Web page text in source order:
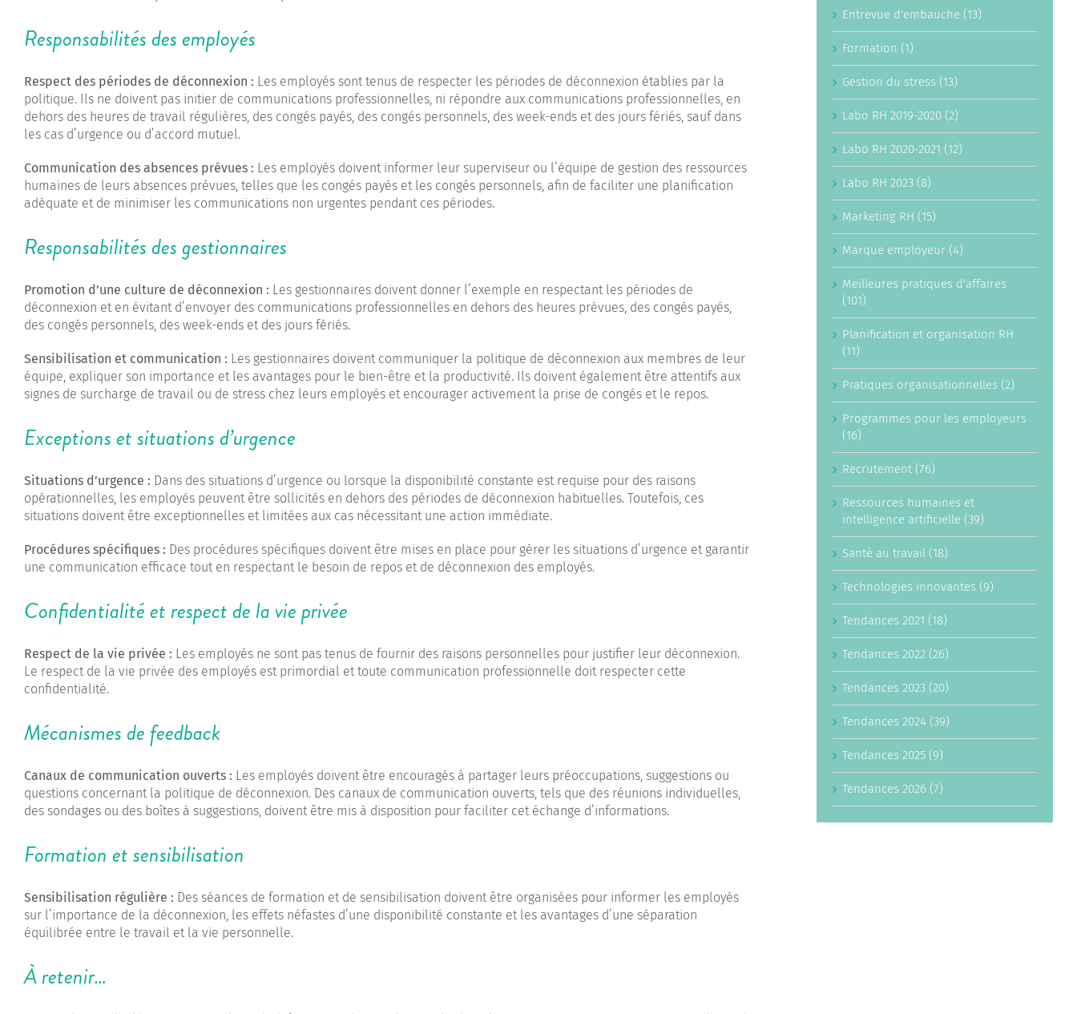
Responsabilités des employés
Respect des périodes de déconnexion : Les employés sont tenus de respecter les périodes de déconnexion établies par la
politique. Ils ne doivent pas initier de communications professionnelles, ni répondre aux communications professionnelles, en
dehors des heures de travail régulières, des congés payés, des congés personnels, des week-ends et des jours fériés, sauf dans
les cas d’urgence ou d’accord mutuel.
Communication des absences prévues : Les employés doivent informer leur superviseur ou l’équipe de gestion des ressources
humaines de leurs absences prévues, telles que les congés payés et les congés personnels, afin de faciliter une planification
adéquate et de minimiser les communications non urgentes pendant ces périodes.
Responsabilités des gestionnaires
Promotion d’une culture de déconnexion : Les gestionnaires doivent donner l’exemple en respectant les périodes de
déconnexion et en évitant d’envoyer des communications professionnelles en dehors des heures prévues, des congés payés,
des congés personnels, des week-ends et des jours fériés.
Sensibilisation et communication : Les gestionnaires doivent communiquer la politique de déconnexion aux membres de leur
équipe, expliquer son importance et les avantages pour le bien-être et la productivité. Ils doivent également être attentifs aux
signes de surcharge de travail ou de stress chez leurs employés et encourager activement la prise de congés et le repos.
Exceptions et situations d’urgence
Situations d’urgence : Dans des situations d’urgence ou lorsque la disponibilité constante est requise pour des raisons
opérationnelles, les employés peuvent être sollicités en dehors des périodes de déconnexion habituelles. Toutefois, ces
situations doivent être exceptionnelles et limitées aux cas nécessitant une action immédiate.
Procédures spécifiques : Des procédures spécifiques doivent être mises en place pour gérer les situations d’urgence et garantir
une communication efficace tout en respectant le besoin de repos et de déconnexion des employés.
Confidentialité et respect de la vie privée
Respect de la vie privée : Les employés ne sont pas tenus de fournir des raisons personnelles pour justifier leur déconnexion.
Le respect de la vie privée des employés est primordial et toute communication professionnelle doit respecter cette
confidentialité.
Mécanismes de feedback
Canaux de communication ouverts : Les employés doivent être encouragés à partager leurs préoccupations, suggestions ou
questions concernant la politique de déconnexion. Des canaux de communication ouverts, tels que des réunions individuelles,
des sondages ou des boîtes à suggestions, doivent être mis à disposition pour faciliter cet échange d’informations.
Formation et sensibilisation
Sensibilisation régulière : Des séances de formation et de sensibilisation doivent être organisées pour informer les employés
sur l’importance de la déconnexion, les effets néfastes d’une disponibilité constante et les avantages d’une séparation
équilibrée entre le travail et la vie personnelle.
À retenir…
Entrevue d'embauche (13)
Formation (1)
Gestion du stress (13)
Labo RH 2019-2020 (2)
Labo RH 2020-2021 (12)
Labo RH 2023 (8)
Marketing RH (15)
Marque employeur (4)
Meilleures pratiques d'affaires
(101)
Planification et organisation RH
(11)
Pratiques organisationnelles (2)
Programmes pour les employeurs
(16)
Recrutement (76)
Ressources humaines et
intelligence artificielle (39)
Santé au travail (18)
Technologies innovantes (9)
Tendances 2021 (18)
Tendances 2022 (26)
Tendances 2023 (20)
Tendances 2024 (39)
Tendances 2025 (9)
Tendances 2026 (7)